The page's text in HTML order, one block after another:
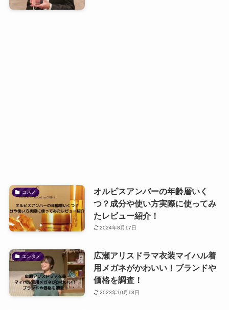
コスメ
オルビスアンバーの年齢層いく
つ？成分や使い方実際に使ってみ
たレビュー紹介！
2024年8月17日
エンタメ
広瀬アリスドラマ衣装マイハル着
用メガネがかわいい！ブランドや
価格を調査！
2023年10月18日